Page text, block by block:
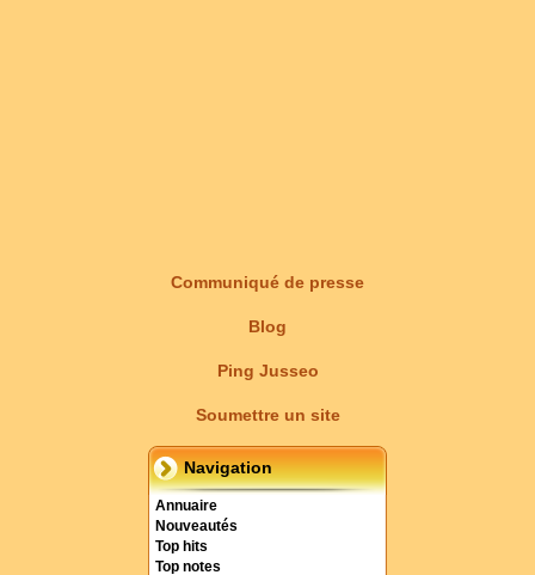
Communiqué de presse
Blog
Ping Jusseo
Soumettre un site
Navigation
Annuaire
Nouveautés
Top hits
Top notes